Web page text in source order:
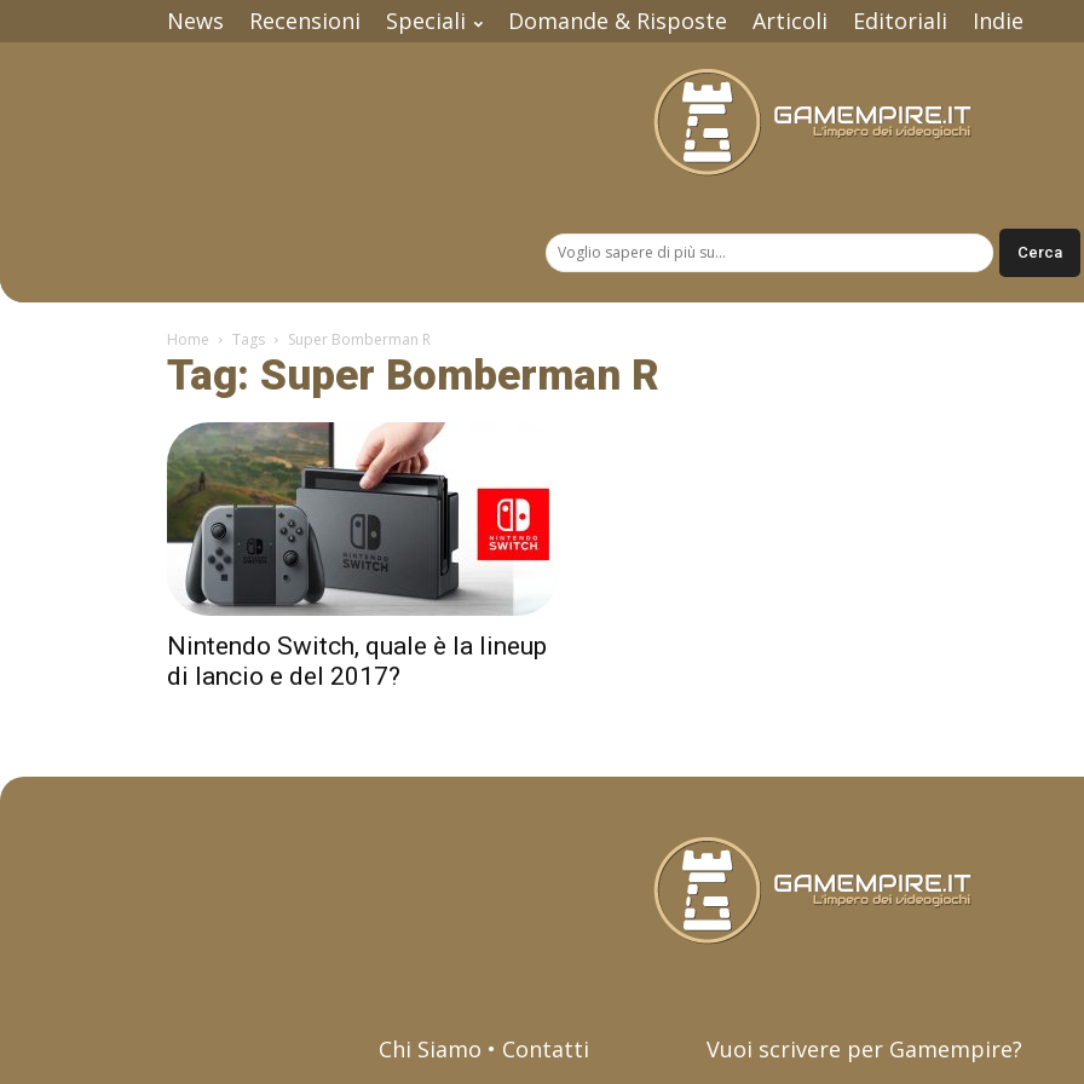
News Recensioni Speciali Domande & Risposte Articoli Editoriali Indie
Home Tags Super Bomberman R
Tag: Super Bomberman R
Nintendo Switch, quale è la lineup
di lancio e del 2017?
Chi Siamo • Contatti Vuoi scrivere per Gamempire?